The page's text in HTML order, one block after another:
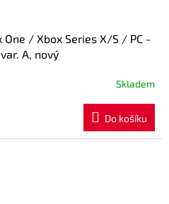
/ Xbox Series X/S / PC -
A, nový
Skladem
Do košíku